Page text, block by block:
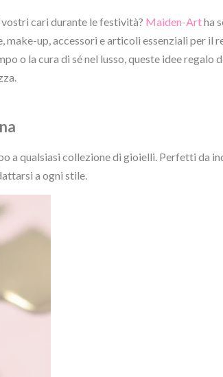
cari durante le festività? Maiden-Artha
up, accessori e articoli essenziali per il
o la cura di sé nel lusso, queste idee regalo
a qualsiasi collezione di gioielli. Perfetti da
a ogni stile.